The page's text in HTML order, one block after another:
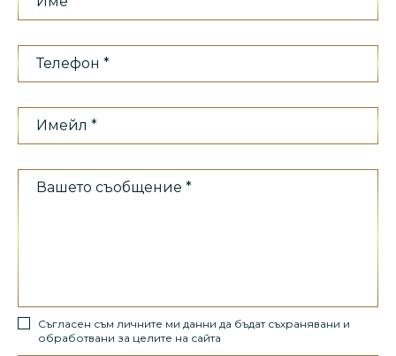
Съгласен съм личните ми данни да бъдат съхранявани и
обработвани за целите на сайта